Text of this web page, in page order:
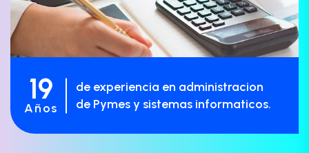
19
Años
de experiencia en administracion
de Pymes y sistemas informaticos.